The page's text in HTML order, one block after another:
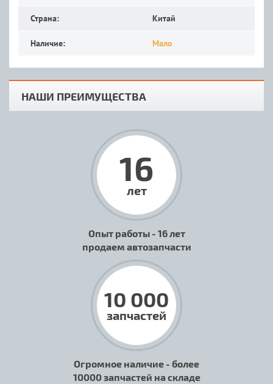
Страна: Китай
Наличие: Мало
НАШИ ПРЕИМУЩЕСТВА
16
лет
Опыт работы - 16 лет
продаем автозапчасти
10 000
запчастей
Огромное наличие - более
10000 запчастей на складе